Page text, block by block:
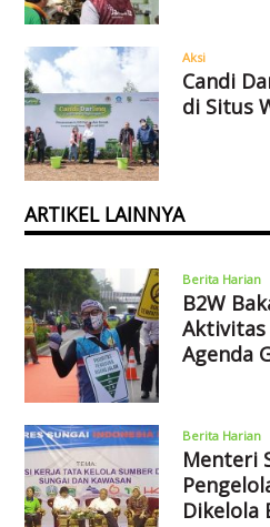
Aksi
Candi
di Situs
ARTIKEL LAINNYA
Berita Harian
B2W
Aktivitas
Agenda
Berita Harian
Menteri
Dikelola